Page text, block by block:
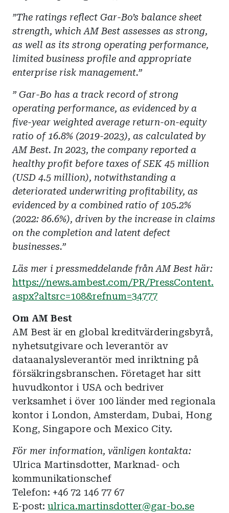
”The ratings reflect Gar-Bo’s balance sheet
strength, which AM Best assesses as strong,
as well as its strong operating performance,
limited business profile and appropriate
enterprise risk management.”
” Gar-Bo has a track record of strong
operating performance, as evidenced by a
five-year weighted average return-on-equity
ratio of 16.8% (2019-2023), as calculated by
AM Best. In 2023, the company reported a
healthy profit before taxes of SEK 45 million
(USD 4.5 million), notwithstanding a
deteriorated underwriting profitability, as
evidenced by a combined ratio of 105.2%
(2022: 86.6%), driven by the increase in claims
on the completion and latent defect
businesses.”
Läs mer i pressmeddelande från AM Best här:
https://news.ambest.com/PR/PressContent.
aspx?altsrc=108&refnum=34777
Om AM Best
AM Best är en global kreditvärderingsbyrå,
nyhetsutgivare och leverantör av
dataanalysleverantör med inriktning på
försäkringsbranschen. Företaget har sitt
huvudkontor i USA och bedriver
verksamhet i över 100 länder med regionala
kontor i London, Amsterdam, Dubai, Hong
Kong, Singapore och Mexico City.
För mer information, vänligen kontakta:
Ulrica Martinsdotter, Marknad- och
kommunikationschef
Telefon: +46 72 146 77 67
E-post: ulrica.martinsdotter@gar-bo.se